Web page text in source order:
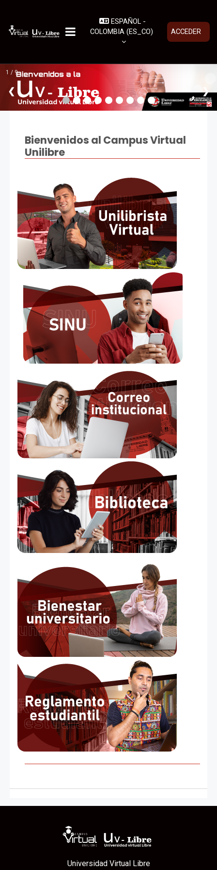
PANEL LATERAL
ESPAÑOL -
COLOMBIA ‎(ES_CO)‎
ACCEDER
1 / 9
❮ ❯
Bienvenidos al Campus Virtual
Unilibre
Universidad Virtual Libre